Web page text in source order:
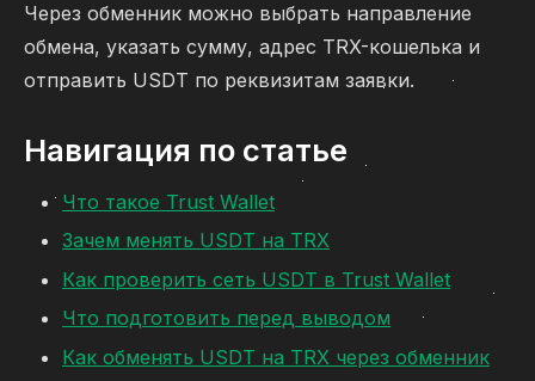
Через обменник можно выбрать направление
обмена, указать сумму, адрес TRX-кошелька и
отправить USDT по реквизитам заявки.
Навигация по статье
Что такое Trust Wallet
Зачем менять USDT на TRX
Как проверить сеть USDT в Trust Wallet
Что подготовить перед выводом
Как обменять USDT на TRX через обменник